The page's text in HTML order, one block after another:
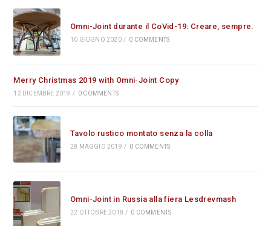
Omni-Joint durante il CoVid-19: Creare, sempre.
10 GIUGNO 2020 / 0 COMMENTS
Merry Christmas 2019 with Omni-Joint Copy
12 DICEMBRE 2019 / 0 COMMENTS
Tavolo rustico montato senza la colla
28 MAGGIO 2019 / 0 COMMENTS
Omni-Joint in Russia alla fiera Lesdrevmash
22 OTTOBRE 2018 / 0 COMMENTS